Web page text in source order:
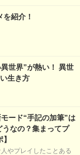
紹介！
世界”が熱い！ 異世
生き方
ード“手記の加筆”は
なの？集まってプ
やプレイしたことある